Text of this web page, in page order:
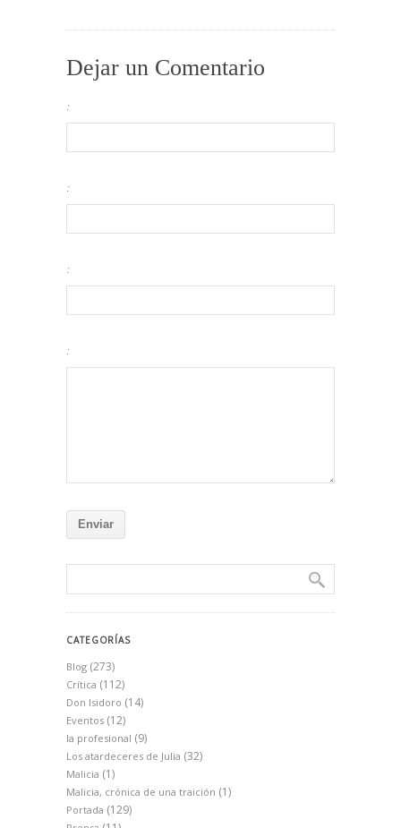
Dejar un Comentario
:
:
:
:
CATEGORÍAS
Blog (273)
Crítica (112)
Don Isidoro (14)
Eventos (12)
la profesional (9)
Los atardeceres de Julia (32)
Malicia (1)
Malicia, crónica de una traición (1)
Portada (129)